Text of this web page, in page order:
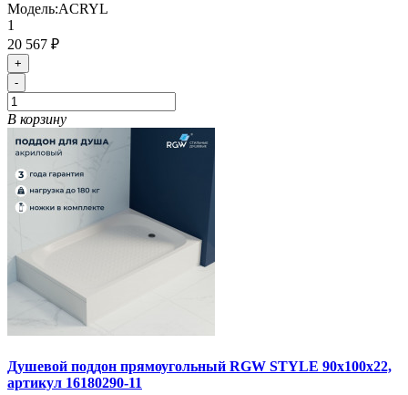
Модель:ACRYL
1
20 567 ₽
+
-
В корзину
Душевой поддон прямоугольный RGW STYLE 90х100х22,
артикул 16180290-11